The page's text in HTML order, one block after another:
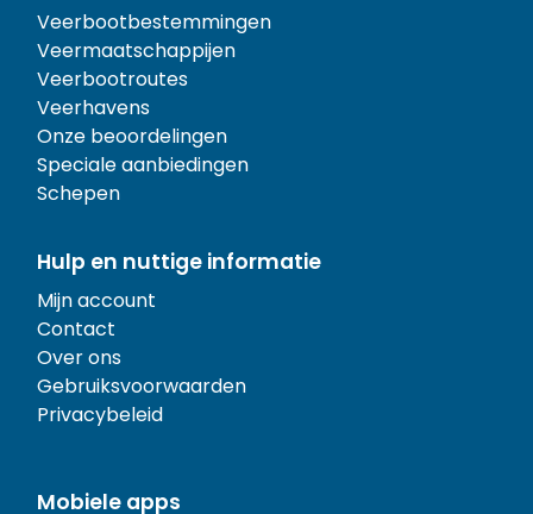
Veerbootbestemmingen
Veermaatschappijen
Veerbootroutes
Veerhavens
Onze beoordelingen
Speciale aanbiedingen
Schepen
Hulp en nuttige informatie
Mijn account
Contact
Over ons
Gebruiksvoorwaarden
Privacybeleid
Mobiele apps